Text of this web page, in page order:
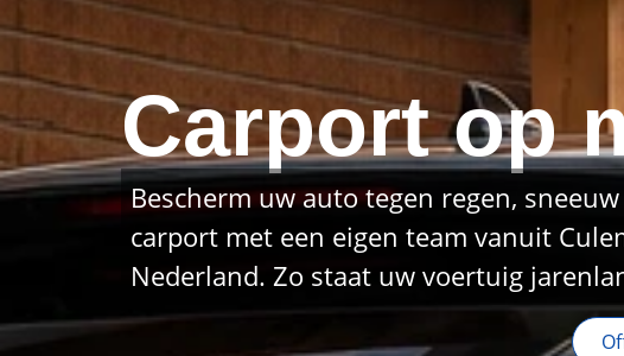
Carport op
Bescherm uw auto tegen regen,
carport met een eigen team vanuit
Nederland. Zo staat uw voertuig